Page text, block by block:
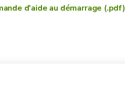
d'aide au démarrage (.pdf)